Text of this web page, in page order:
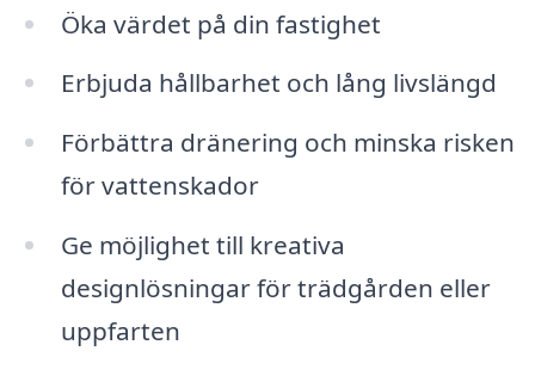
Öka värdet på din fastighet
Erbjuda hållbarhet och lång livslängd
Förbättra dränering och minska risken
för vattenskador
Ge möjlighet till kreativa
designlösningar för trädgården eller
uppfarten